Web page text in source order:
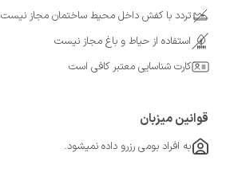
تردد با کفش داخل محیط ساختمان مجاز نیست
استفاده از حیاط و باغ مجاز نیست
کارت شناسایی معتبر کافی است
قوانین میزبان
به افراد بومی رزرو داده نمیشود.